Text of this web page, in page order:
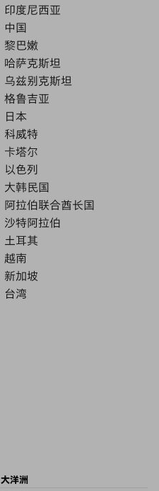
印度尼西亚
中国
黎巴嫩
哈萨克斯坦
乌兹别克斯坦
格鲁吉亚
日本
科威特
卡塔尔
以色列
大韩民国
阿拉伯联合酋长国
沙特阿拉伯
土耳其
越南
新加坡
台湾
大洋洲